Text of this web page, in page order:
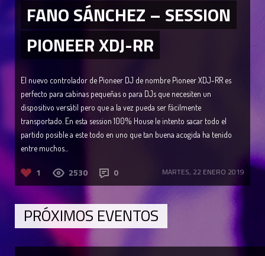
FANO SÁNCHEZ – SESSION
PIONEER XDJ-RR
El nuevo controlador de Pioneer DJ de nombre Pioneer XDJ-RR es
perfecto para cabinas pequeñas o para DJs que necesiten un
dispositivo versátil pero que a la vez pueda ser fácilmente
transportado. En esta session 100% House le intento sacar todo el
partido posible a este todo en uno que tan buena acogida ha tenido
entre muchos...
1 2530 0 MARTES, 22 ENERO 2019
PRÓXIMOS EVENTOS